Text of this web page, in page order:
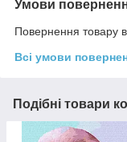
Умови
Повернення товару
Всі умови
Подібні товари